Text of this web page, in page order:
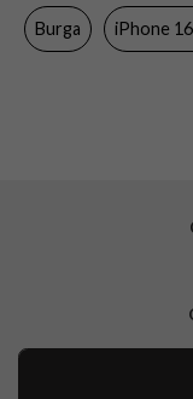
Material
Varumärke
Burga iPhone